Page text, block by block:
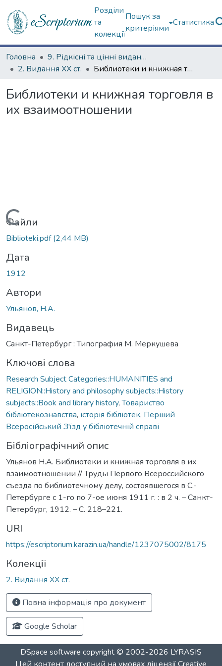
Розділи
та
колекції
Пошук за
критеріями
Статистика
Головна
9. Рідкісні та цінні видання
2. Видання ХХ ст.
Библиотеки и книжная торговля в их взаимоотношении
Библиотеки и книжная торговля в
их взаимоотношении
Вантажиться...
Файли
Biblioteki.pdf(2,44 MB)
Дата
1912
Автори
Ульянов, Н.А.
Видавець
Санкт-Петербург : Типография М. Меркушева
Ключові слова
Research Subject Categories::HUMANITIES and
RELIGION::History and philosophy subjects::History
subjects::Book and library history,Товариство
бібліотекознавства, історія бібліотек, Перший
Всеросійський З'їзд у бібліотечній справі
Бібліографічний опис
Ульянов Н.А. Библиотеки и книжная торговля в их
взаимоотношении // Труды Первого Всероссийского
съезда по библиотечному делу, состоявшегося в С.-
Петербурге с 1-го по 7-ое июня 1911 г. : в 2 ч. – Санкт-
Петербург, 1912. – С. 218–221.
URI
https://escriptorium.karazin.ua/handle/1237075002/8175
Колекції
2. Видання ХХ ст.
Повна інформація про документ
Google Scholar
DSpace software copyright © 2002-2026 LYRASIS